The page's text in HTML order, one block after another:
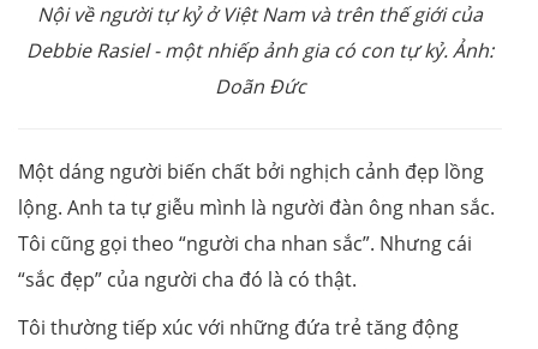
Nội về người tự kỷ ở Việt Nam và trên thế giới của
Debbie Rasiel - một nhiếp ảnh gia có con tự kỷ. Ảnh:
Doãn Đức
Một dáng người biến chất bởi nghịch cảnh đẹp lồng
lộng. Anh ta tự giễu mình là người đàn ông nhan sắc.
Tôi cũng gọi theo “người cha nhan sắc”. Nhưng cái
“sắc đẹp” của người cha đó là có thật.
Tôi thường tiếp xúc với những đứa trẻ tăng động